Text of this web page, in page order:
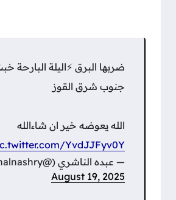
ضربها البرق ⚡️اليلة البارحة
جنوب شرق القوز
الله يعوضه خير ان شاءالله
YvdJJFyv0Y
— عبده الناشري (@abdohalnashry)
August 19, 2025